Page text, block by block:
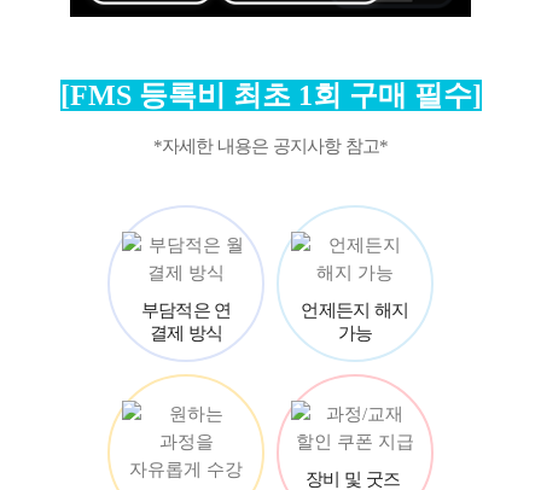
[FMS 등록비 최초 1회 구매 필수]
*자세한 내용은 공지사항 참고*
부담적은 연
결제 방식
언제든지 해지
가능
장비 및 굿즈